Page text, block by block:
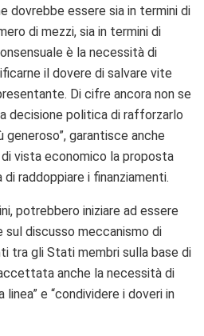
dovrebbe essere sia in termini di
di mezzi, sia in termini di
è la necessità di
il dovere di salvare vite
Di cifre ancora non se
decisione politica di rafforzarlo
generoso”, garantisce anche
vista economico la proposta
raddoppiare i finanziamenti.
potrebbero iniziare ad essere
sul discusso meccanismo di
tra gli Stati membri sulla base di
anche la necessità di
linea” e “condividere i doveri in